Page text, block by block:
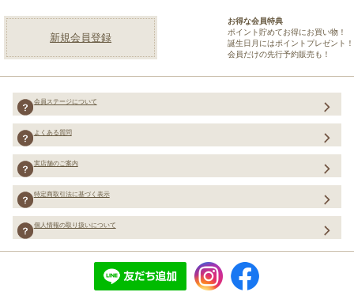
新規会員登録
お得な会員特典
ポイント貯めてお得にお買い物！
誕生日月にはポイントプレゼント！
会員だけの先行予約販売も！
会員ステージについて
よくある質問
実店舗のご案内
特定商取引法に基づく表示
個人情報の取り扱いについて